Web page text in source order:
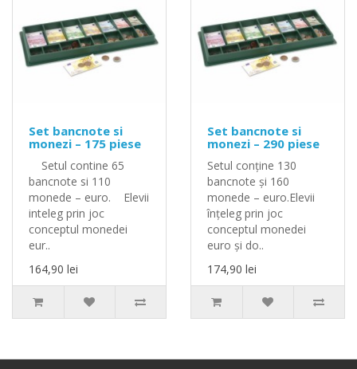
Set bancnote si
monezi – 175 piese
Setul contine 65
bancnote si 110
monede – euro. Elevii
inteleg prin joc
conceptul monedei
eur..
164,90 lei
Set bancnote si
monezi – 290 piese
Setul conține 130
bancnote și 160
monede – euro.Elevii
înțeleg prin joc
conceptul monedei
euro și do..
174,90 lei